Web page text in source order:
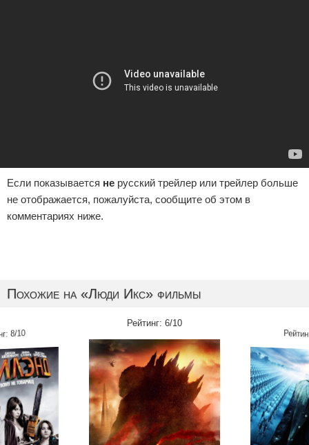
Если показывается не русский трейлер или трейлер больше
не отображается, пожалуйста, сообщите об этом в
комментариях ниже.
Похожие на «Люди Икс» фильмы
8/10
Рейтинг: 6/10